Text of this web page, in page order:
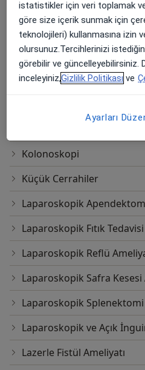
Dikişsiz Hemoroid
Endokrin Cerrahisi
Fundoplikasyon
Fundoplikasyon -
Kolonoskopi
Küçük Cerrahiler
Laparoskopik
Laparoskopik Fıtık Tedavisi
Laparoskopik Reflü
Laparoskopik Safra Kesesi
Laparoskopik Splenektomi
Laparoskopik ve Açık
Lazerle Fistül Ameliyatı
istatistikler için veri toplamak ve
göre size içerik sunmak için
teknolojileri) kullanmasına izin
olursunuz.Tercihlerinizi
görebilir ve güncelleyebilirsiniz.
inceleyiniz,Gizlilik Politikası ve
Ayarları